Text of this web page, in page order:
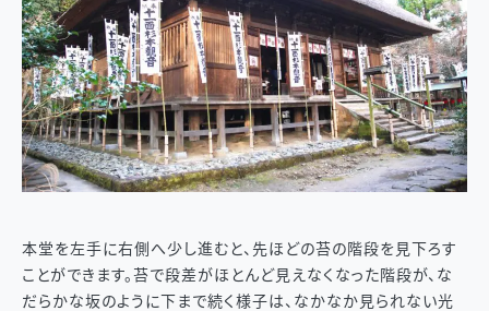
本堂を左手に右側へ少し進むと、先ほどの苔の階段を見下ろす
ことができます。苔で段差がほとんど見えなくなった階段が、な
だらかな坂のように下まで続く様子は、なかなか見られない光